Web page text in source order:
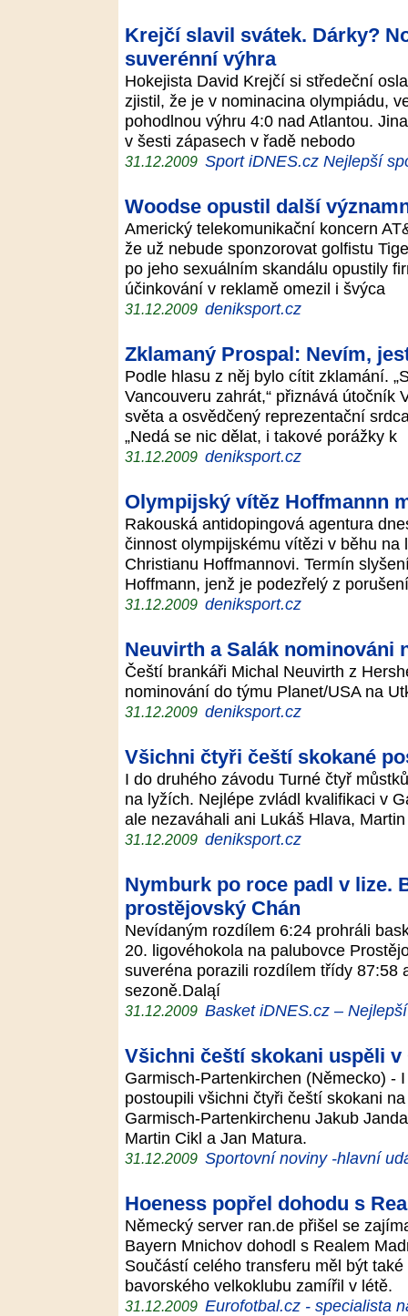
Krejčí slavil svátek. Dárky?
suverénní výhra
Hokejista David Krejčí si středeční
zjistil, že je v nominacina olympiádu,
pohodlnou výhru 4:0 nad Atlantou.
v šesti zápasech v řadě nebodo
31.12.2009 Sport iDNES.cz Nejlepší
Woodse opustil další
Americký telekomunikační koncern
že už nebude sponzorovat golfistu
po jeho sexuálním skandálu opustily
účinkování v reklamě omezil i švýca
31.12.2009 deniksport.cz
Zklamaný Prospal: Nevím,
Podle hlasu z něj bylo cítit zklamání.
Vancouveru zahrát,“ přiznává útočník
světa a osvědčený reprezentační
„Nedá se nic dělat, i takové porážky k
31.12.2009 deniksport.cz
Olympijský vítěz Hoffmannn
Rakouská antidopingová agentura
činnost olympijskému vítězi v běhu
Christianu Hoffmannovi. Termín
Hoffmann, jenž je podezřelý z
31.12.2009 deniksport.cz
Neuvirth a Salák nominováni
Čeští brankáři Michal Neuvirth z
nominování do týmu Planet/USA na
31.12.2009 deniksport.cz
Všichni čtyři čeští skokané
I do druhého závodu Turné čtyř
na lyžích. Nejlépe zvládl kvalifikaci v
ale nezaváhali ani Lukáš Hlava,
31.12.2009 deniksport.cz
Nymburk po roce padl v lize.
prostějovský Chán
Nevídaným rozdílem 6:24 prohráli
20. ligovéhokola na palubovce
suveréna porazili rozdílem třídy 87:58
sezoně.Daląí
31.12.2009 Basket iDNES.cz –
Všichni čeští skokani uspěli v
Garmisch-Partenkirchen (Německo) -
postoupili všichni čtyři čeští skokani
Garmisch-Partenkirchenu Jakub
Martin Cikl a Jan Matura.
31.12.2009 Sportovní noviny -hlavní
Hoeness popřel dohodu s
Německý server ran.de přišel se
Bayern Mnichov dohodl s Realem
Součástí celého transferu měl být
bavorského velkoklubu zamířil v létě.
31.12.2009 Eurofotbal.cz - specialista